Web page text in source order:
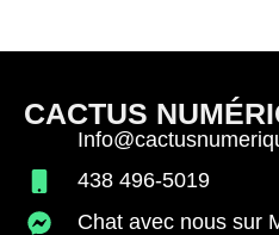
CACTUS
438 496-5019
Chat avec nous sur